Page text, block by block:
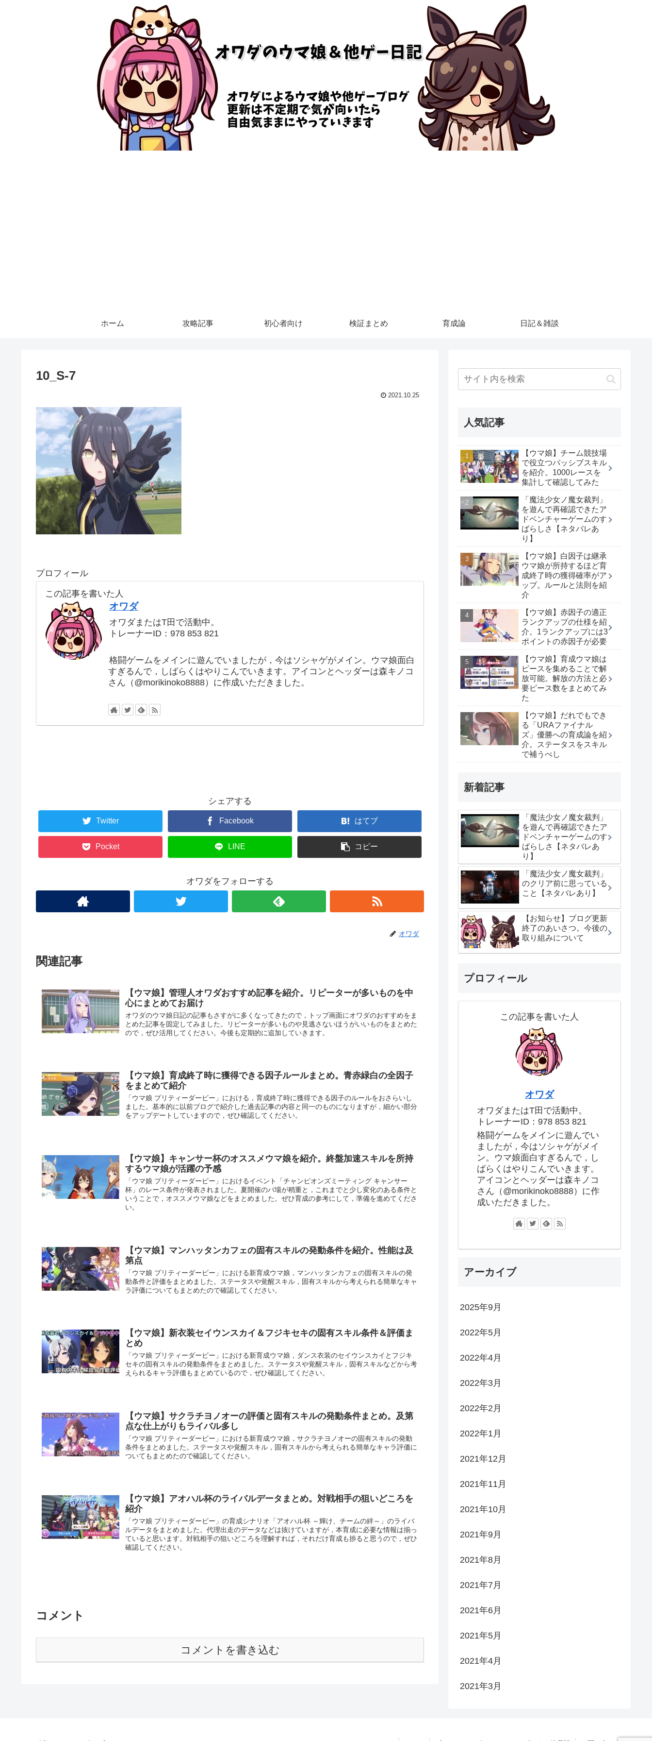
ホーム 攻略記事 初心者向け 検証まとめ 育成論 日記＆雑談
10_S-7
2021.10.25
プロフィール
この記事を書いた人
オワダ
オワダまたはT田で活動中。
トレーナーID：978 853 821
格闘ゲームをメインに遊んでいましたが，今はソシャゲがメイン。ウマ娘面白
すぎるんで，しばらくはやりこんでいきます。アイコンとヘッダーは森キノコ
さん（@morikinoko8888）に作成いただきました。
シェアする
Twitter Facebook はてブ
Pocket LINE コピー
オワダをフォローする
オワダ
関連記事
【ウマ娘】管理人オワダおすすめ記事を紹介。リピーターが多いものを中
心にまとめてお届け
オワダのウマ娘日記の記事もさすがに多くなってきたので，トップ画面にオワダのおすすめをま
とめた記事を固定してみました。リピーターが多いものや見逃さないほうがいいものをまとめた
ので，ぜひ活用してください。今後も定期的に追加していきます。
【ウマ娘】育成終了時に獲得できる因子ルールまとめ。青赤緑白の全因子
をまとめて紹介
「ウマ娘 プリティーダービー」における，育成終了時に獲得できる因子のルールをおさらいし
ました。基本的に以前ブログで紹介した過去記事の内容と同一のものになりますが，細かい部分
をアップデートしていますので，ぜひ確認してください。
【ウマ娘】キャンサー杯のオススメウマ娘を紹介。終盤加速スキルを所持
するウマ娘が活躍の予感
「ウマ娘 プリティーダービー」におけるイベント「チャンピオンズミーティング キャンサー
杯」のレース条件が発表されました。夏開催のバ場が稍重と，これまでと少し変化のある条件と
いうことで，オススメウマ娘などをまとめました。ぜひ育成の参考にして，準備を進めてくださ
い。
【ウマ娘】マンハッタンカフェの固有スキルの発動条件を紹介。性能は及
第点
「ウマ娘 プリティーダービー」における新育成ウマ娘，マンハッタンカフェの固有スキルの発
動条件と評価をまとめました。ステータスや覚醒スキル，固有スキルから考えられる簡単なキャ
ラ評価についてもまとめたので確認してください。
【ウマ娘】新衣装セイウンスカイ＆フジキセキの固有スキル条件＆評価ま
とめ
「ウマ娘 プリティーダービー」における新育成ウマ娘，ダンス衣装のセイウンスカイとフジキ
セキの固有スキルの発動条件をまとめました。ステータスや覚醒スキル，固有スキルなどから考
えられるキャラ評価もまとめているので，ぜひ確認してください。
【ウマ娘】サクラチヨノオーの評価と固有スキルの発動条件まとめ。及第
点な仕上がりもライバル多し
「ウマ娘 プリティーダービー」における新育成ウマ娘，サクラチヨノオーの固有スキルの発動
条件をまとめました。ステータスや覚醒スキル，固有スキルから考えられる簡単なキャラ評価に
ついてもまとめたので確認してください。
【ウマ娘】アオハル杯のライバルデータまとめ。対戦相手の狙いどころを
紹介
「ウマ娘 プリティーダービー」の育成シナリオ「アオハル杯 ～輝け、チームの絆～」のライバ
ルデータをまとめました。代理出走のデータなどは抜けていますが，本育成に必要な情報は揃っ
ていると思います。対戦相手の狙いどころを理解すれば，それだけ育成も捗ると思うので，ぜひ
確認してください。
コメント
コメントを書き込む
人気記事
【ウマ娘】チーム競技場
で役立つパッシブスキル
を紹介。1000レースを
集計して確認してみた
「魔法少女ノ魔女裁判」
を遊んで再確認できたア
ドベンチャーゲームのす
ばらしさ【ネタバレあ
り】
【ウマ娘】白因子は継承
ウマ娘が所持するほど育
成終了時の獲得確率がア
ップ。ルールと法則を紹
介
【ウマ娘】赤因子の適正
ランクアップの仕様を紹
介。1ランクアップには3
ポイントの赤因子が必要
【ウマ娘】育成ウマ娘は
ピースを集めることで解
放可能。解放の方法と必
要ピース数をまとめてみ
た
【ウマ娘】だれでもでき
る「URAファイナル
ズ」優勝への育成論を紹
介。ステータスをスキル
で補うべし
新着記事
「魔法少女ノ魔女裁判」
を遊んで再確認できたア
ドベンチャーゲームのす
ばらしさ【ネタバレあ
り】
「魔法少女ノ魔女裁判」
のクリア前に思っている
こと【ネタバレあり】
【お知らせ】ブログ更新
終了のあいさつ。今後の
取り組みについて
プロフィール
この記事を書いた人
オワダ
オワダまたはT田で活動中。
トレーナーID：978 853 821
格闘ゲームをメインに遊んでい
ましたが，今はソシャゲがメイ
ン。ウマ娘面白すぎるんで，し
ばらくはやりこんでいきます。
アイコンとヘッダーは森キノコ
さん（@morikinoko8888）に作
成いただきました。
アーカイブ
2025年9月
2022年5月
2022年4月
2022年3月
2022年2月
2022年1月
2021年12月
2021年11月
2021年10月
2021年9月
2021年8月
2021年7月
2021年6月
2021年5月
2021年4月
2021年3月